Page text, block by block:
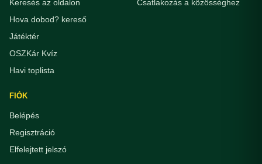
Keresés az oldalon
Hova dobod? kereső
Játéktér
OSZKár Kvíz
Havi toplista
Csatlakozás a közösséghez
FIÓK
Belépés
Regisztráció
Elfelejtett jelszó